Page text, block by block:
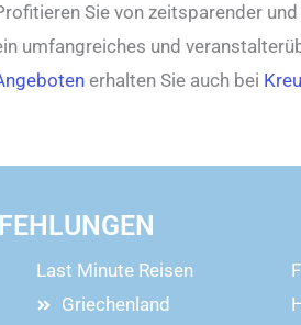
Sie von zeitsparender
umfangreiches und
erhalten Sie auch bei
Last Minute Reisen
Griechenland